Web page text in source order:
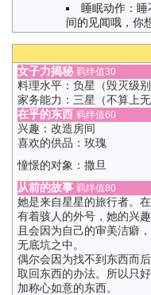
睡眠动作：
间的见闻哦，你
女子力揭秘 羁绊值30
料理水平：负星（毁灭级别
家务能力：三星（不算上无
在乎的东西 羁绊值60
兴趣：改造房间
喜欢的供品：玫瑰
憧憬的对象：撒旦
从前的故事 羁绊值80
她是来自星星的旅行者。
有着骇人的外号，她的兴
且会因为自己的审美洁癖
无底坑之中。
偶尔会因为找不到东西而
取回东西的办法。所以只
加称心如意的东西。